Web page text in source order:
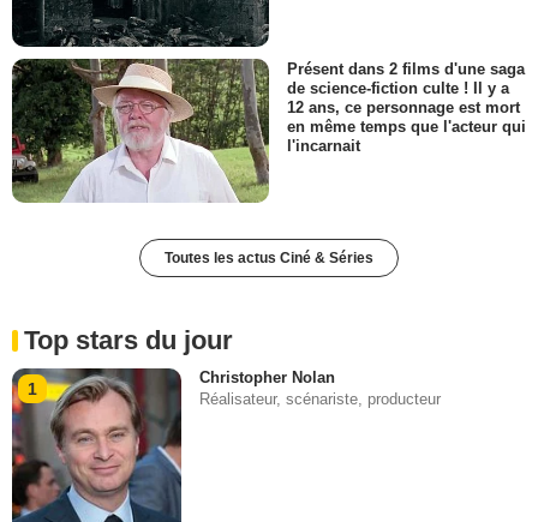
Présent dans 2 films d'une saga
de science-fiction culte ! Il y a
12 ans, ce personnage est mort
en même temps que l'acteur qui
l'incarnait
Toutes les actus Ciné & Séries
Top stars du jour
1
Christopher Nolan
Réalisateur, scénariste, producteur